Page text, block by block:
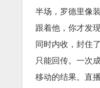
半场，罗德里像
跟着他，你才发
同时内收，封住
只能回传。一次
移动的结果。直